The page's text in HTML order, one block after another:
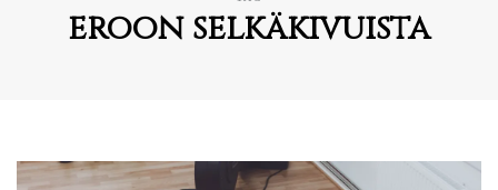
eroon selkäkivuista